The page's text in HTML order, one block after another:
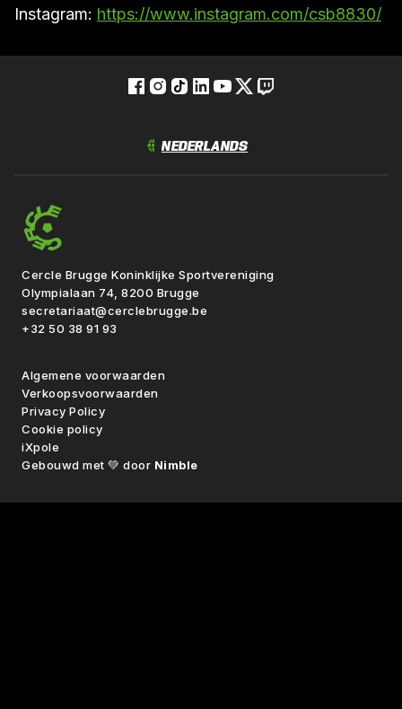
Instagram: https://www.instagram.com/csb8830/
Cercle Brugge Koninklijke Sportvereniging
Olympialaan 74, 8200 Brugge
secretariaat@cerclebrugge.be
+32 50 38 91 93
Algemene voorwaarden
Verkoopsvoorwaarden
Privacy Policy
Cookie policy
iXpole
Gebouwd met 💚 door Nimble